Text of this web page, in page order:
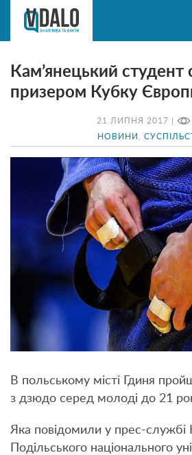
21 ЛИПНЯ 2017 |
НОВИНИ
Кам’янецький студент
призером Кубку
В польському місті Гдиня
з дзюдо серед молоді до 21
Яка повідомили у прес-службі
Подільського національного